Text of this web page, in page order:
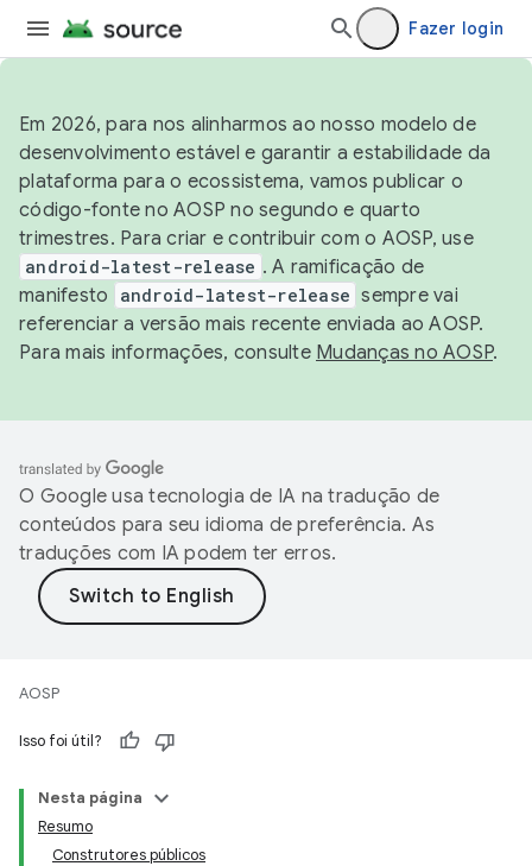
Fazer login
Em 2026, para nos alinharmos ao nosso modelo de
desenvolvimento estável e garantir a estabilidade da
plataforma para o ecossistema, vamos publicar o
código-fonte no AOSP no segundo e quarto
trimestres. Para criar e contribuir com o AOSP, use
android-latest-release . A ramificação de
manifesto
android-latest-release sempre vai
referenciar a versão mais recente enviada ao AOSP.
Para mais informações, consulte Mudanças no AOSP.
O Google usa tecnologia de IA na tradução de
conteúdos para seu idioma de preferência. As
traduções com IA podem ter erros.
AOSP
Isso foi útil?
Nesta página
Resumo
Construtores públicos